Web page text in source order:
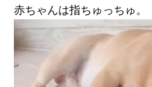
赤ちゃんは指ちゅっちゅ。